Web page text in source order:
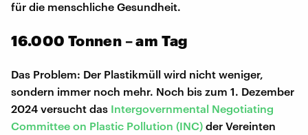
für die menschliche Gesundheit.
16.000 Tonnen – am Tag
Das Problem: Der Plastikmüll wird nicht weniger,
sondern immer noch mehr. Noch bis zum 1. Dezember
2024 versucht das Intergovernmental Negotiating
Committee on Plastic Pollution (INC) der Vereinten